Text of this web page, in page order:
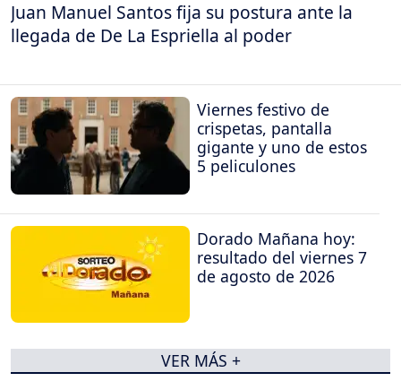
Juan Manuel Santos fija su postura ante la
llegada de De La Espriella al poder
Viernes festivo de
crispetas, pantalla
gigante y uno de estos
5 peliculones
Dorado Mañana hoy:
resultado del viernes 7
de agosto de 2026
VER MÁS +